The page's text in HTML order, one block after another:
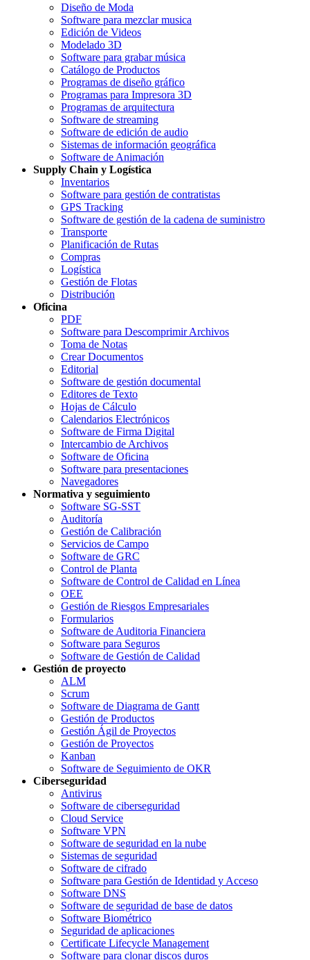
Diseño de Moda
Software para mezclar musica
Edición de Videos
Modelado 3D
Software para grabar música
Catálogo de Productos
Programas de diseño gráfico
Programas para Impresora 3D
Programas de arquitectura
Software de streaming
Software de edición de audio
Sistemas de información geográfica
Software de Animación
Supply Chain y Logística
Inventarios
Software para gestión de contratistas
GPS Tracking
Software de gestión de la cadena de suministro
Transporte
Planificación de Rutas
Compras
Logística
Gestión de Flotas
Distribución
Oficina
PDF
Software para Descomprimir Archivos
Toma de Notas
Crear Documentos
Editorial
Software de gestión documental
Editores de Texto
Hojas de Cálculo
Calendarios Electrónicos
Software de Firma Digital
Intercambio de Archivos
Software de Oficina
Software para presentaciones
Navegadores
Normativa y seguimiento
Software SG-SST
Auditoría
Gestión de Calibración
Servicios de Campo
Software de GRC
Control de Planta
Software de Control de Calidad en Línea
OEE
Gestión de Riesgos Empresariales
Formularios
Software de Auditoria Financiera
Software para Seguros
Software de Gestión de Calidad
Gestión de proyecto
ALM
Scrum
Software de Diagrama de Gantt
Gestión de Productos
Gestión Ágil de Proyectos
Gestión de Proyectos
Kanban
Software de Seguimiento de OKR
Ciberseguridad
Antivirus
Software de ciberseguridad
Cloud Service
Software VPN
Software de seguridad en la nube
Sistemas de seguridad
Software de cifrado
Software para Gestión de Identidad y Acceso
Software DNS
Software de seguridad de base de datos
Software Biométrico
Seguridad de aplicaciones
Certificate Lifecycle Management
Software para clonar discos duros